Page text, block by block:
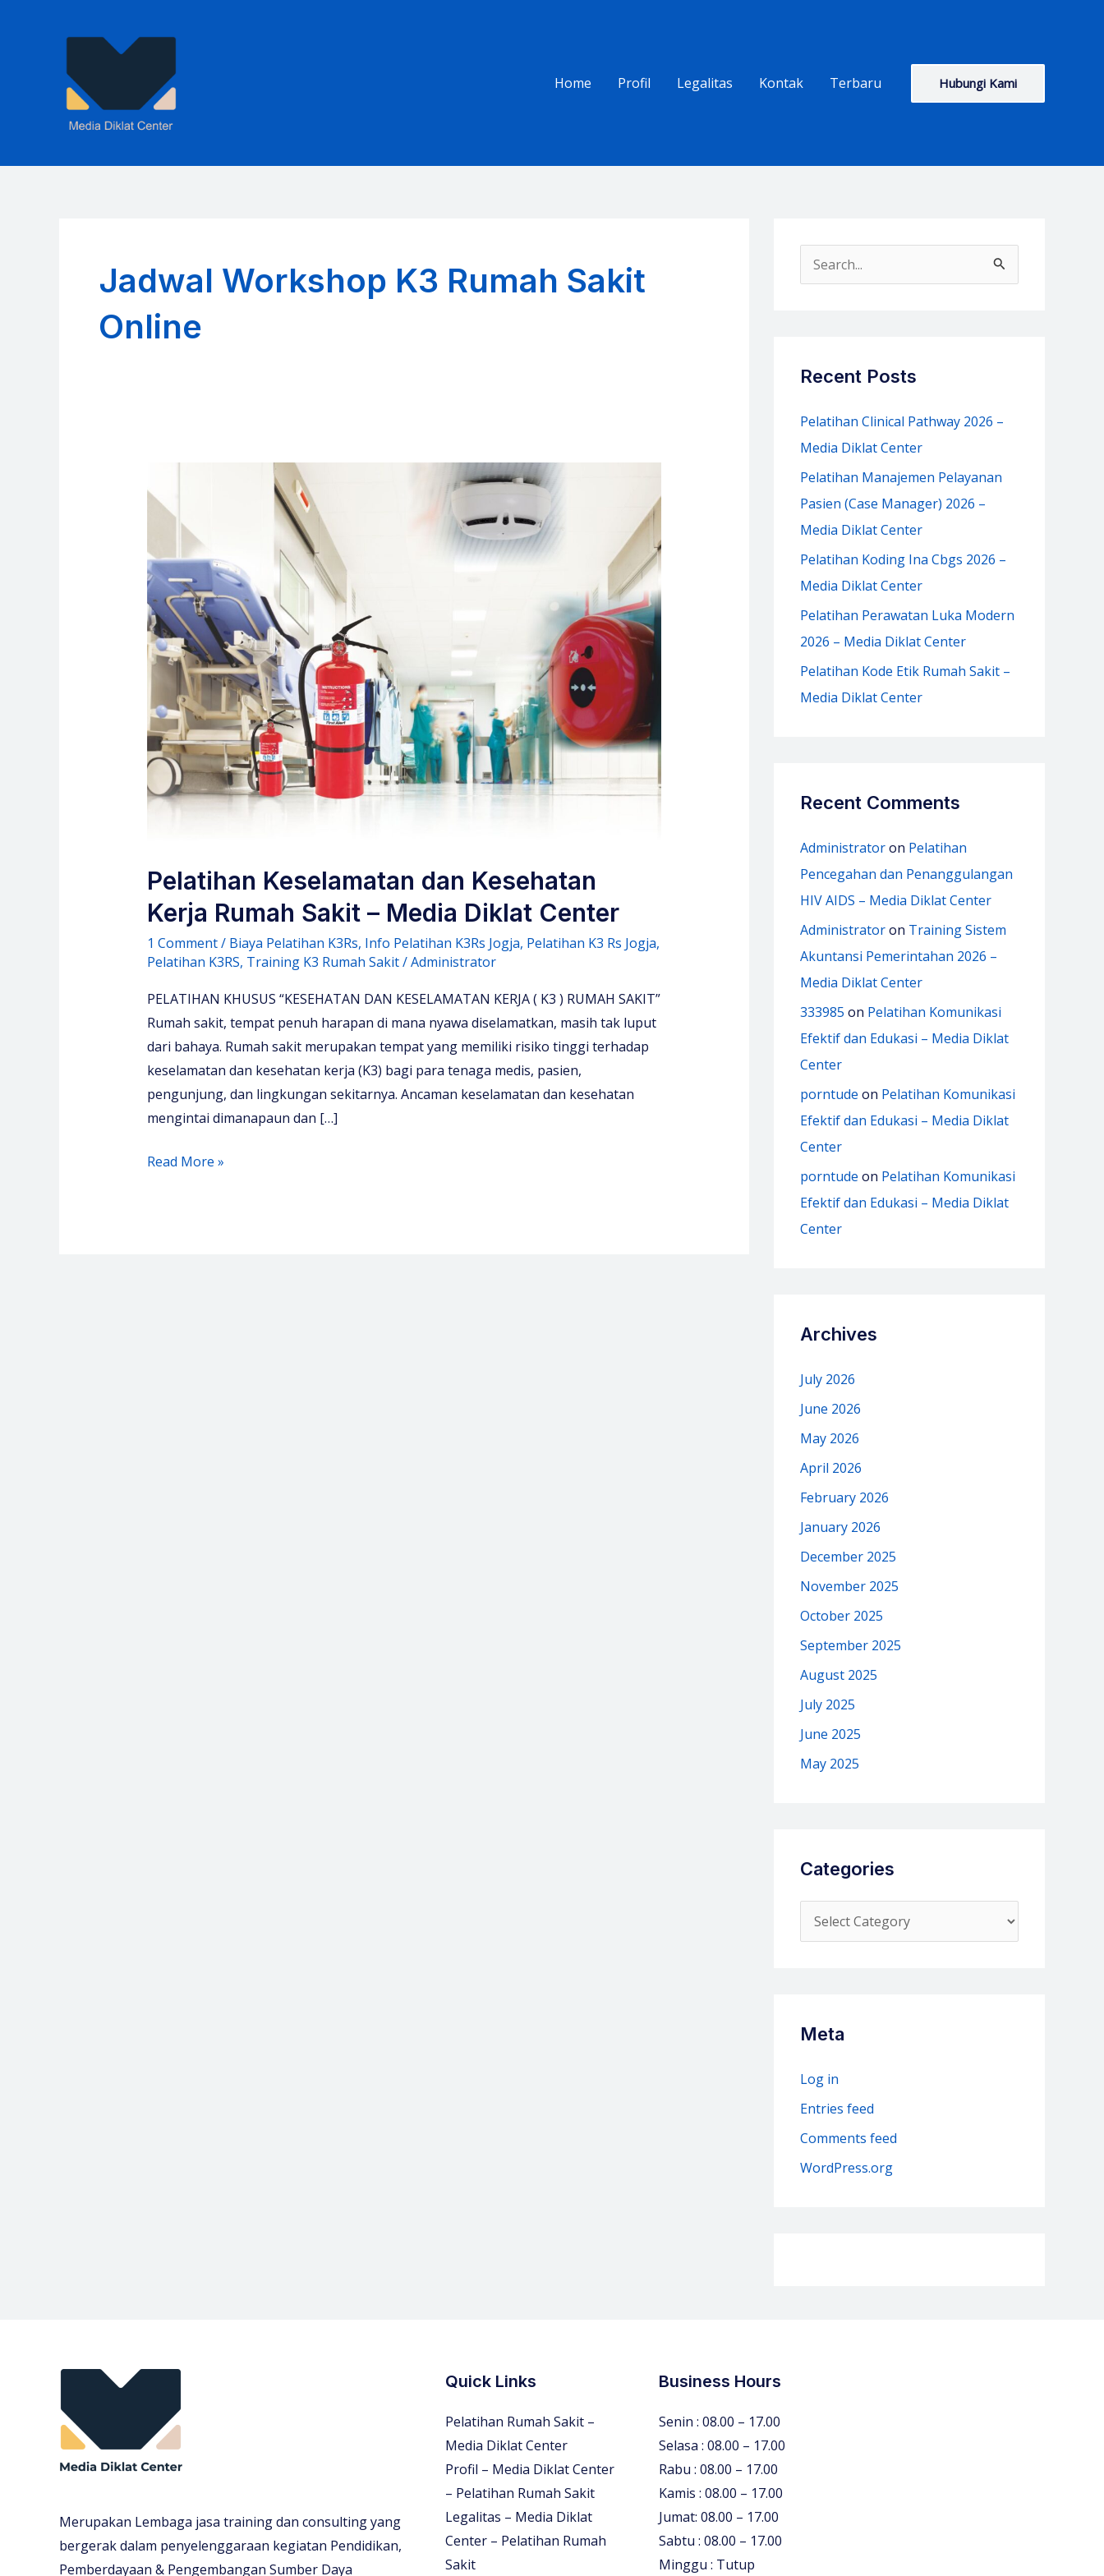
Home
Profil Legalitas Kontak Terbaru Hubungi Kami
Jadwal Workshop K3 Rumah Sakit
Online
Pelatihan Keselamatan dan Kesehatan
Kerja Rumah Sakit – Media Diklat Center
1 Comment/ Biaya Pelatihan K3Rs, Info Pelatihan K3Rs Jogja, Pelatihan K3 Rs Jogja,
Pelatihan K3RS, Training K3 Rumah Sakit/Administrator
PELATIHAN KHUSUS “KESEHATAN DAN KESELAMATAN KERJA ( K3 ) RUMAH SAKIT”
Rumah sakit, tempat penuh harapan di mana nyawa diselamatkan, masih tak luput
dari bahaya. Rumah sakit merupakan tempat yang memiliki risiko tinggi terhadap
keselamatan dan kesehatan kerja (K3) bagi para tenaga medis, pasien,
pengunjung, dan lingkungan sekitarnya. Ancaman keselamatan dan kesehatan
mengintai dimanapaun dan […]
Pelatihan
Read More »
e
h
f
o
Recent Posts
Pelatihan Clinical Pathway 2026 –
Media Diklat Center
Pelatihan Manajemen Pelayanan
Pasien (Case Manager) 2026 –
Media Diklat Center
Pelatihan Koding Ina Cbgs 2026 –
Media Diklat Center
Pelatihan Perawatan Luka Modern
2026 – Media Diklat Center
Pelatihan Kode Etik Rumah Sakit –
Media Diklat Center
Recent Comments
Administratoron Pelatihan
Pencegahan dan Penanggulangan
HIV AIDS – Media Diklat Center
Administratoron Training Sistem
Akuntansi Pemerintahan 2026 –
Media Diklat Center
333985 on Pelatihan Komunikasi
Efektif dan Edukasi – Media Diklat
Center
porntude on Pelatihan Komunikasi
Efektif dan Edukasi – Media Diklat
Center
porntude on Pelatihan Komunikasi
Efektif dan Edukasi – Media Diklat
Center
Archives
July 2026
June 2026
May 2026
April 2026
February 2026
January 2026
December 2025
November 2025
October 2025
September 2025
August 2025
July 2025
June 2025
May 2025
Categories
a
o
r
Meta
Log in
Entries feed
Comments feed
WordPress.org
Merupakan Lembaga jasa training dan consulting yang
bergerak dalam penyelenggaraan kegiatan Pendidikan,
Pemberdayaan & Pengembangan Sumber Daya
Quick Links
Pelatihan Rumah Sakit –
Media Diklat Center
Profil – Media Diklat Center
– Pelatihan Rumah Sakit
Legalitas – Media Diklat
Center – Pelatihan Rumah
Sakit
Business Hours
Senin : 08.00 – 17.00
Selasa : 08.00 – 17.00
Rabu : 08.00 – 17.00
Kamis : 08.00 – 17.00
Jumat: 08.00 – 17.00
Sabtu : 08.00 – 17.00
Minggu : Tutup